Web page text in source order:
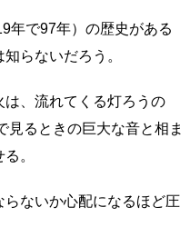
年で97年）の歴史がある
らないだろう。
、流れてくる灯ろうの
見るときの巨大な音と相ま
。
ないか心配になるほど圧